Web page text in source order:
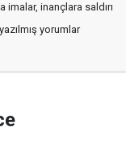
inançlara saldırı
yorumlar